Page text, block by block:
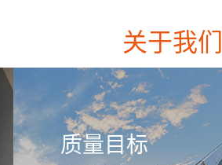
关于我们
质量目标